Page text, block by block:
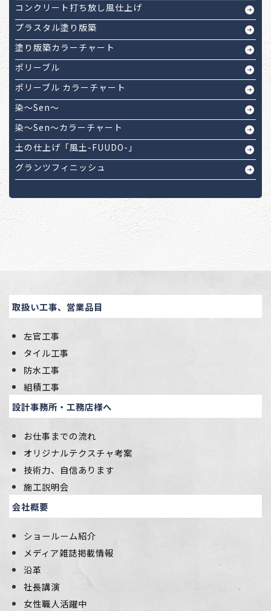
コンクリート打ち放し風仕上げ
プラスタル塗り版築
塗り版築カラーチャート
ポリーブル
ポリーブル カラーチャート
染～Sen～
染～Sen～カラーチャート
土の仕上げ「風土-FUUDO-」
グランツフィニッシュ
取扱い工事、営業品目
左官工事
タイル工事
防水工事
組積工事
設計事務所・工務店様へ
お仕事までの流れ
オリジナルテクスチャ考案
技術力、自信あります
施工説明会
会社概要
ショールーム紹介
メディア雑誌掲載情報
沿革
社長講演
女性職人活躍中